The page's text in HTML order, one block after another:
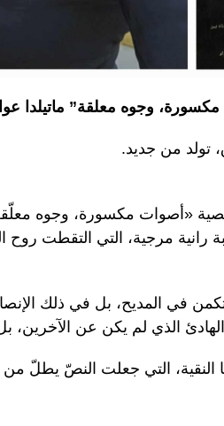
وجوه معلقة” ماتيلدا
تولد من جديد.
«أصوات مكسورة، وجوه
رانية مرجية، التي التقطت
تكمن في المديح، بل في ذلك
الذي لم يكن عن الآخرين،
النقية، التي جعلت النصّ يطلّ